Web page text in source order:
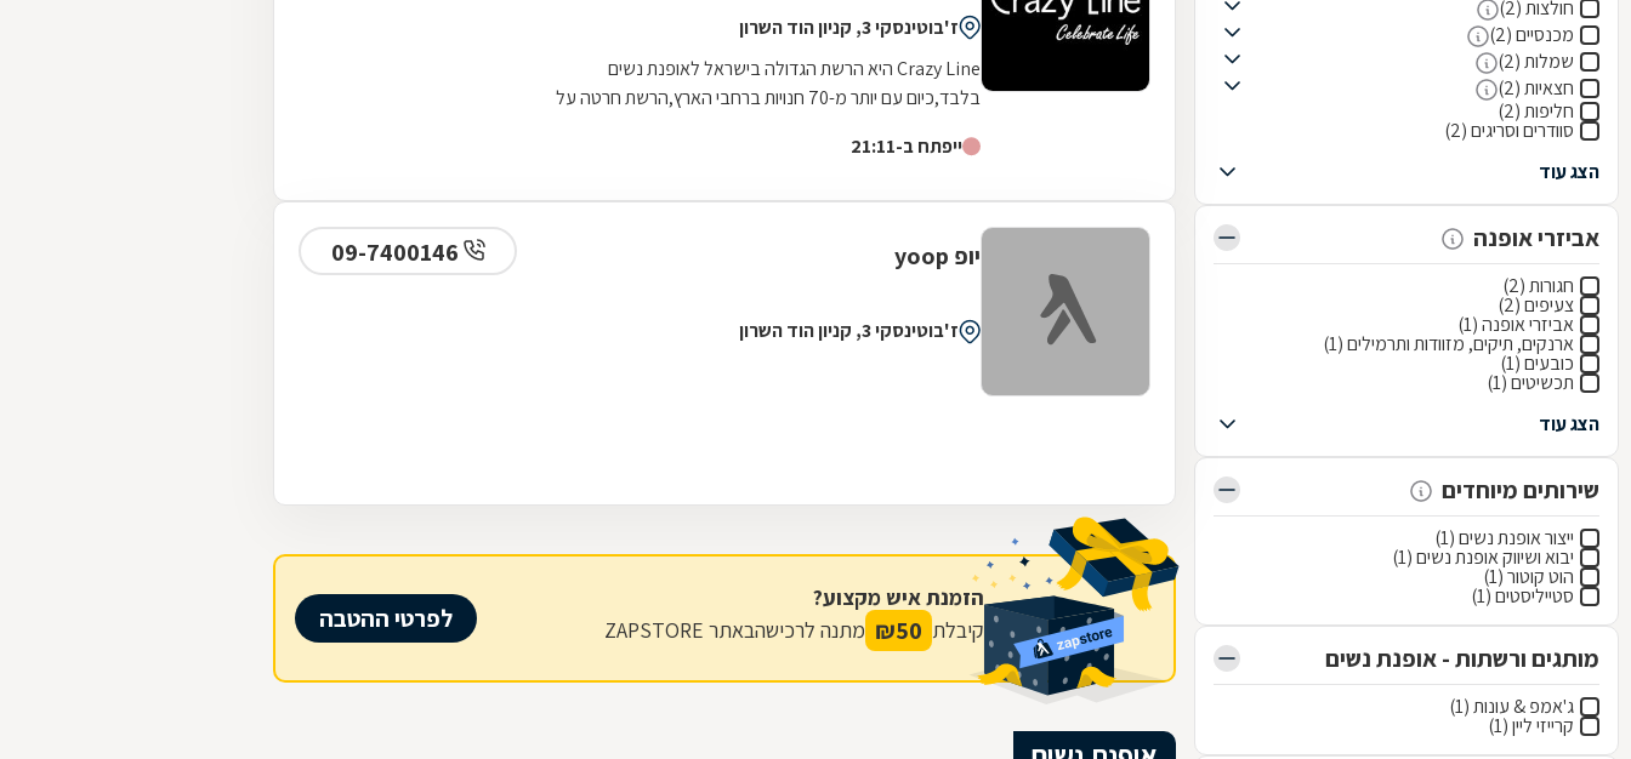
חולצות (2)
מכנסיים (2)
שמלות (2)
חצאיות (2)
חליפות (2)
סוודרים וסריגים (2)
הצג עוד
אביזרי אופנה
חגורות (2)
צעיפים (2)
אביזרי אופנה (1)
ארנקים, תיקים, מזוודות ותרמילים (1)
כובעים (1)
תכשיטים (1)
הצג עוד
שירותים מיוחדים
ייצור אופנת נשים (1)
יבוא ושיווק אופנת נשים (1)
הוט קוטור (1)
סטייליסטים (1)
מותגים ורשתות - אופנת נשים
ג'אמפ & עונות (1)
קרייזי ליין (1)
ז'בוטינסקי 3, קניון הוד השרון
Crazy Line היא הרשת הגדולה בישראל לאופנת נשים
בלבד,כיום עם יותר מ-70 חנויות ברחבי הארץ,הרשת חרטה על
ייפתח ב-21:11
יופ yoop
ז'בוטינסקי 3, קניון הוד השרון
הזמנת איש מקצוע?
קיבלת 50
₪ מתנה לרכישהבאתר ZAPSTORE לפרטי ההטבה